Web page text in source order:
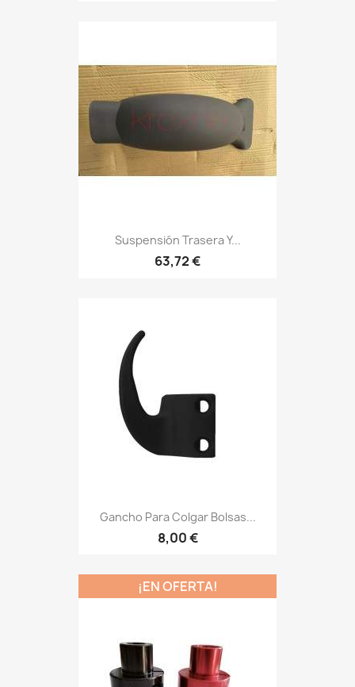
Suspensión Trasera Y...
63,72 €
Gancho Para Colgar Bolsas...
8,00 €
¡EN OFERTA!